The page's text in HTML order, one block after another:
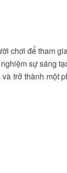
chơi để tham
sự sáng
trở thành một